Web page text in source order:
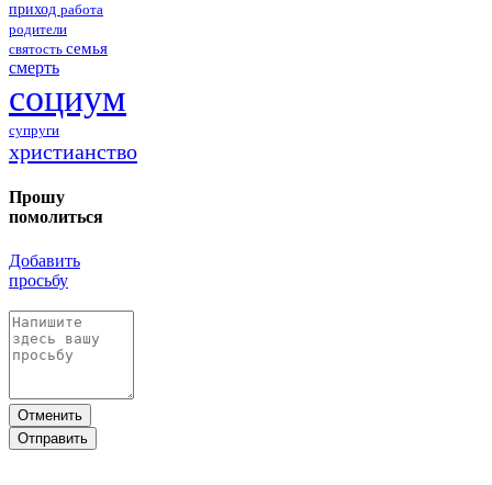
приход работа
родители
святость семья
смерть
социум
супруги
христианство
Прошу
помолиться
Добавить
просьбу
Отменить
Отправить